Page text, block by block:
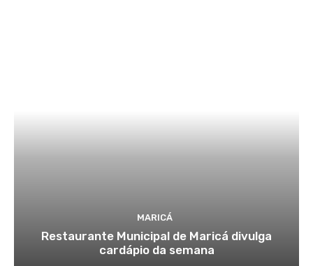
MARICÁ
Restaurante Municipal de Maricá divulga
cardápio da semana